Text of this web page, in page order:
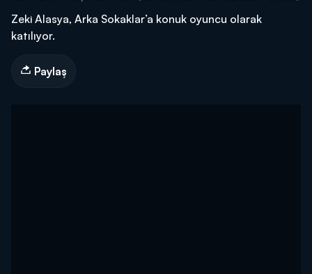
Zeki Alasya, Arka Sokaklar’a konuk oyuncu olarak
katılıyor.
Paylaş